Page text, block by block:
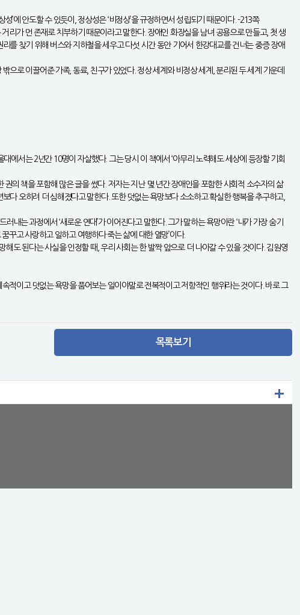
’에 안도할 수 있듯이, 정상성은 ‘비정상’을 규정하면서 성립되기 때문이다. -213쪽
리가 먼 존재로 치부하기 때문이라고 말한다. 장애인 화장실을 남녀 공용으로 만들고, 첫 생
를 찾기 위해 버스와 지하철을 세우고 다섯 시간 동안 기어서 한강대교를 건너는 중증 장애
으로 이끌어준 가족, 동료, 친구가 있었다. 정상 세계와 비정상 세계, 분리된 두 세계 가운데
에서는 2년간 10명이 자살했다. 그는 당시 이 책에서 ‘아무리 노력해도 세상에 등장할 기회
권의 책을 포함해 많은 글을 썼다. 저자는 지난 몇 년간 장애인을 포함한 사회적 소수자의 삶
다 오히려 더 심해졌다고 말한다. 또한 덧없는 욕망보다 소소하고 확실한 행복을 추구하고,
는 과정에서 ‘새로운 연대’가 이어진다고 말한다. 그가 말하는 욕망이란 ‘내가 가장 숨기
꾸고 사랑하고 일하고 여행하다 죽는 삶에 대한 열망’이다.
해도 된다는 사실을 인정할 때, 우리 사회는 한 발짝 앞으로 더 나아갈 수 있을 것이다. 김원영
적이고 덧없는 욕망을 품어보는 일이야말로 전복적이고 저항적인 행위라는 것이다. 바로 그
목록보기